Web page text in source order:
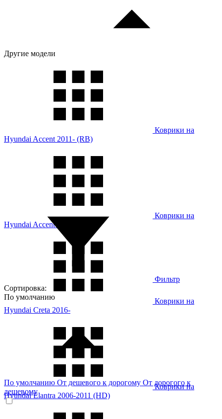
Другие модели
Коврики на
Hyundai Accent 2011- (RB)
Коврики на
Hyundai Accent 2017-
Коврики на
Hyundai Creta 2016-
Коврики на
Hyundai Elantra 2006-2011 (HD)
Фильтр
Сортировка:
По умолчанию
По умолчанию От дешевого к дорогому От дорогого к
дешевому